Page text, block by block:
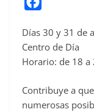
c
e
o
o
Días 30 y 31 de
Centro de Día
Horario: de 18 a
Contribuye a
numerosas